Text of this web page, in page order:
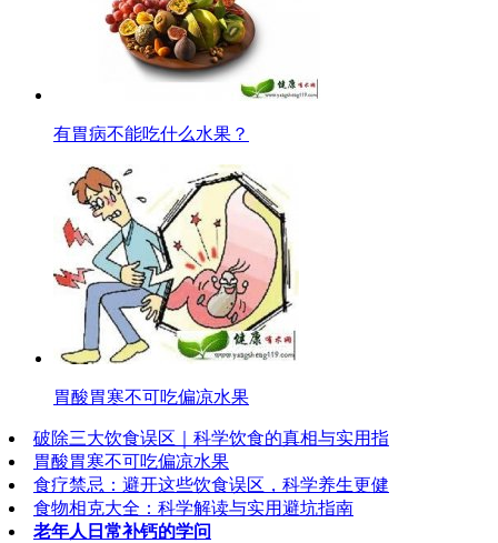
有胃病不能吃什么水果？
胃酸胃寒不可吃偏凉水果
破除三大饮食误区｜科学饮食的真相与实用指
胃酸胃寒不可吃偏凉水果
食疗禁忌：避开这些饮食误区，科学养生更健
食物相克大全：科学解读与实用避坑指南
老年人日常补钙的学问